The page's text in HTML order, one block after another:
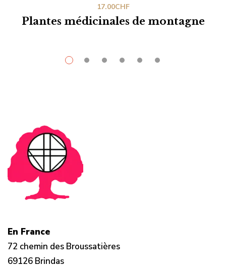
Plantes médicinales de montagne
17.00CHF
En France
72 chemin des Broussatières
69126 Brindas